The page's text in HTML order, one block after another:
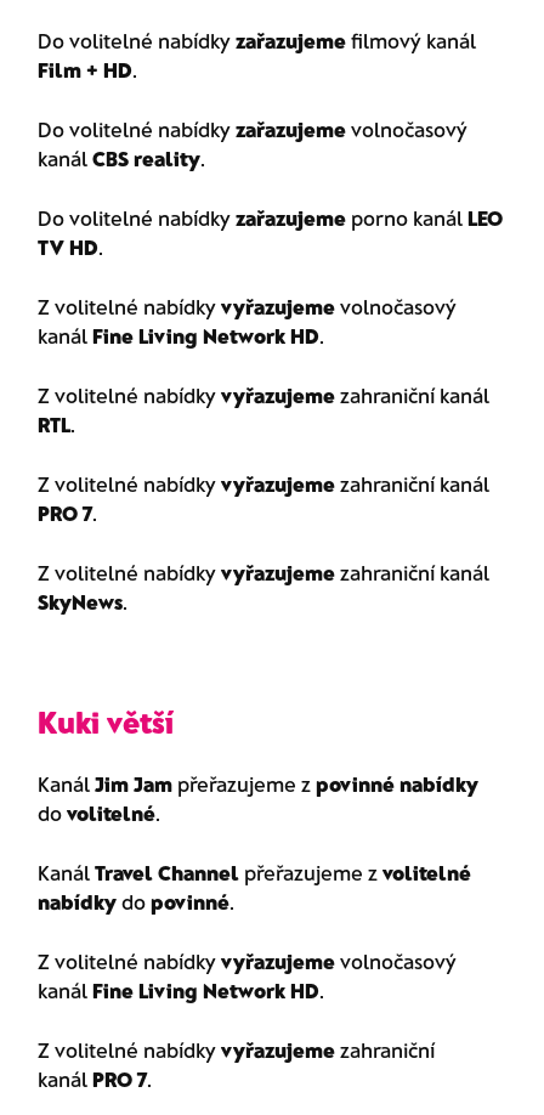
Do volitelné nabídky zařazujemefilmový kanál
Film + HD.
Do volitelné nabídkyzařazujeme volnočasový
kanál CBS reality.
Do volitelné nabídkyzařazujeme porno kanálLEO
TV HD.
Z volitelné nabídkyvyřazujemevolnočasový
kanálFine Living Network HD.
Z volitelné nabídkyvyřazujeme zahraniční kanál
RTL.
Z volitelné nabídkyvyřazujeme zahraniční kanál
PRO 7.
Z volitelné nabídkyvyřazujeme zahraniční kanál
SkyNews.
Kuki větší
KanálJim Jam přeřazujeme zpovinné nabídky
do volitelné.
KanálTravel Channel přeřazujeme zvolitelné
nabídky do povinné.
Z volitelné nabídkyvyřazujemevolnočasový
kanálFine Living Network HD.
Z volitelné nabídkyvyřazujeme zahraniční
kanálPRO 7.